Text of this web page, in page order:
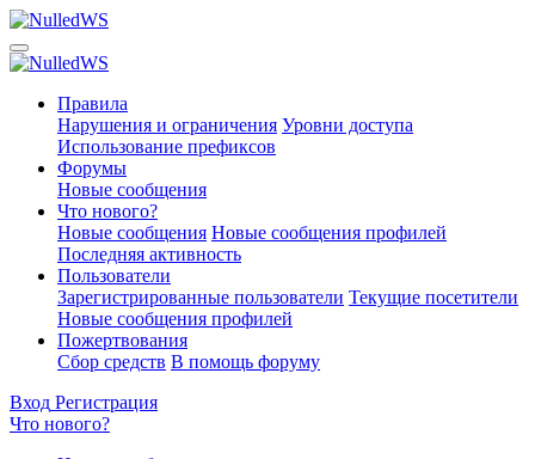
Правила
Нарушения и ограничения Уровни доступа
Использование префиксов
Форумы
Новые сообщения
Что нового?
Новые сообщения Новые сообщения профилей
Последняя активность
Пользователи
Зарегистрированные пользователи Текущие посетители
Новые сообщения профилей
Пожертвования
Сбор средств В помощь форуму
Вход Регистрация
Что нового?